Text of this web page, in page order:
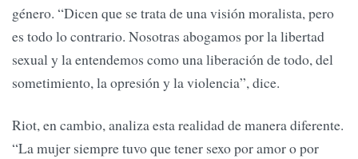
género. “Dicen que se trata de una visión moralista, pero
es todo lo contrario. Nosotras abogamos por la libertad
sexual y la entendemos como una liberación de todo, del
sometimiento, la opresión y la violencia”, dice.
Riot, en cambio, analiza esta realidad de manera diferente.
“La mujer siempre tuvo que tener sexo por amor o por